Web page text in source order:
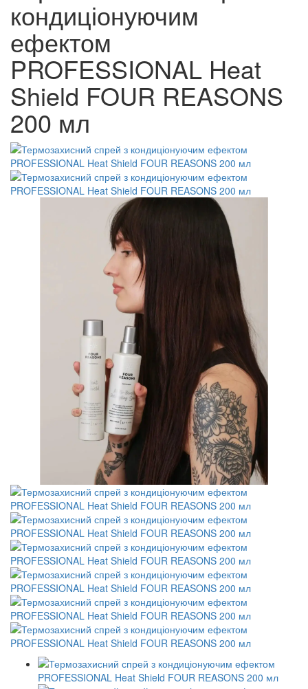
кондиціонуючим
ефектом
PROFESSIONAL Heat
Shield FOUR REASONS
200 мл